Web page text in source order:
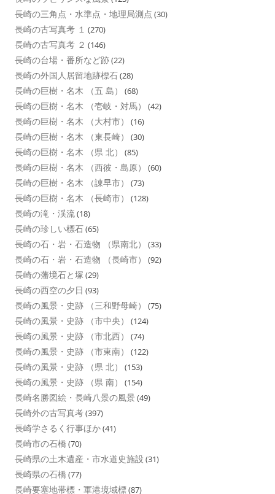
長崎の三角点・水準点・地理局測点 (30)
長崎の古写真考 １ (270)
長崎の古写真考 ２ (146)
長崎の台場・番所など跡(22)
長崎の外国人居留地跡標石(28)
長崎の巨樹・名木 （五 島） (68)
長崎の巨樹・名木 （壱岐・対馬） (42)
長崎の巨樹・名木 （大村市） (16)
長崎の巨樹・名木 （東長崎） (30)
長崎の巨樹・名木 （県 北） (85)
長崎の巨樹・名木 （西彼・島原） (60)
長崎の巨樹・名木 （諌早市） (73)
長崎の巨樹・名木 （長崎市） (128)
長崎の滝・渓流(18)
長崎の珍しい標石(65)
長崎の石・岩・石造物 （県南北） (33)
長崎の石・岩・石造物 （長崎市） (92)
長崎の藩境石と塚 (29)
長崎の西空の夕日 (93)
長崎の風景・史跡 （三和野母崎） (75)
長崎の風景・史跡 （市中央） (124)
長崎の風景・史跡 （市北西） (74)
長崎の風景・史跡 （市東南） (122)
長崎の風景・史跡 （県 北） (153)
長崎の風景・史跡 （県 南） (154)
長崎名勝図絵・長崎八景の風景 (49)
長崎外の古写真考(397)
長崎学さるく行事ほか(41)
長崎市の石橋 (70)
長崎県の土木遺産・市水道史施設 (31)
長崎県の石橋 (77)
長崎要塞地帯標・軍港境域標(87)